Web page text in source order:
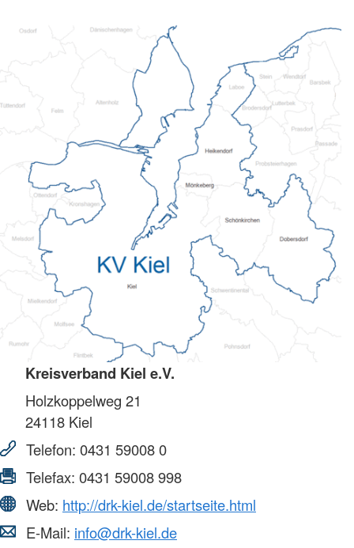
Kreisverband Kiel e.V.
Holzkoppelweg 21
24118 Kiel
Telefon: 0431 59008 0
Telefax: 0431 59008 998
Web: http://drk-kiel.de/startseite.html
E-Mail: info@drk-kiel.de